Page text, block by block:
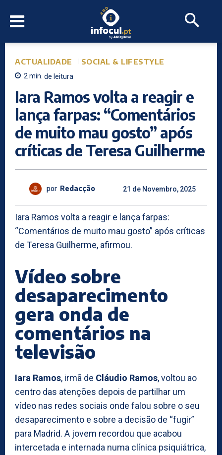
ACTUALIDADE SOCIAL & LIFESTYLE
2min. de leitura
Iara Ramos volta a reagir e
lança farpas: “Comentários
de muito mau gosto” após
críticas de Teresa Guilherme
por Redacção 21 de Novembro, 2025
Iara Ramos volta a reagir e lança farpas:
“Comentários de muito mau gosto” após críticas
de Teresa Guilherme, afirmou.
Vídeo sobre
desaparecimento
gera onda de
comentários na
televisão
Iara Ramos, irmã de Cláudio Ramos, voltou ao
centro das atenções depois de partilhar um
vídeo nas redes sociais onde falou sobre o seu
desaparecimento e sobre a decisão de “fugir”
para Madrid. A jovem recordou que acabou
intercetada e internada numa clínica psiquiátrica,